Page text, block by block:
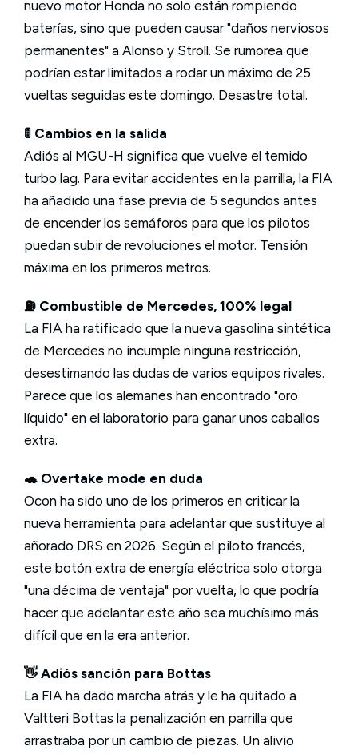
nuevo motor Honda no solo están rompiendo
baterías, sino que pueden causar "daños nerviosos
permanentes" a Alonso y Stroll. Se rumorea que
podrían estar limitados a rodar un máximo de 25
vueltas seguidas este domingo. Desastre total.
🚦 Cambios en la salida
Adiós al MGU-H significa que vuelve el temido
turbo lag. Para evitar accidentes en la parrilla, la FIA
ha añadido una fase previa de 5 segundos antes
de encender los semáforos para que los pilotos
puedan subir de revoluciones el motor. Tensión
máxima en los primeros metros.
⛽ Combustible de Mercedes, 100% legal
La FIA ha ratificado que la nueva gasolina sintética
de Mercedes no incumple ninguna restricción,
desestimando las dudas de varios equipos rivales.
Parece que los alemanes han encontrado "oro
líquido" en el laboratorio para ganar unos caballos
extra.
🐢 Overtake mode en duda
Ocon ha sido uno de los primeros en criticar la
nueva herramienta para adelantar que sustituye al
añorado DRS en 2026. Según el piloto francés,
este botón extra de energía eléctrica solo otorga
"una décima de ventaja" por vuelta, lo que podría
hacer que adelantar este año sea muchísimo más
difícil que en la era anterior.
👋 Adiós sanción para Bottas
La FIA ha dado marcha atrás y le ha quitado a
Valtteri Bottas la penalización en parrilla que
arrastraba por un cambio de piezas. Un alivio